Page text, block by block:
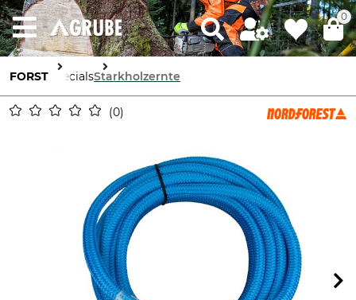
0
FORST SpecialsStarkholzernte
0